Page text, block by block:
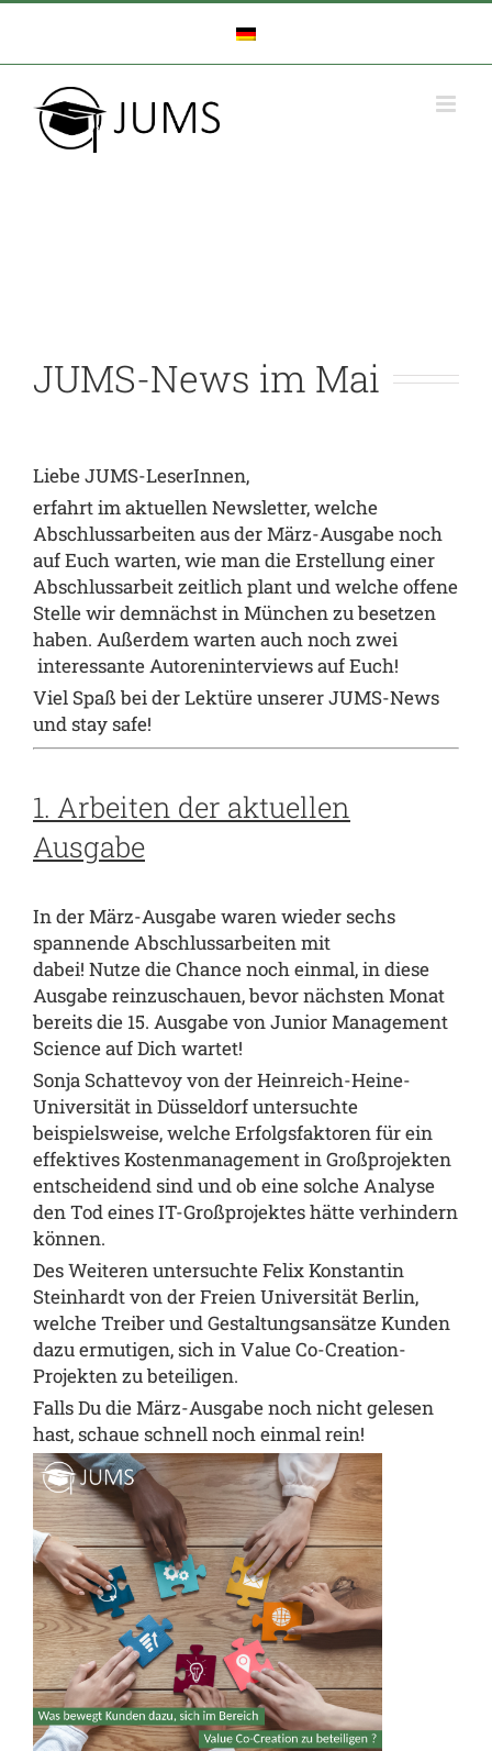
Zum
springen
JUMS-News im Mai
Liebe JUMS-LeserInnen,
erfahrt im aktuellen Newsletter, welche
Abschlussarbeiten aus der März-Ausgabe noch
auf Euch warten, wie man die Erstellung einer
Abschlussarbeit zeitlich plant und welche offene
Stelle wir demnächst in München zu besetzen
haben. Außerdem warten auch noch zwei
interessante Autoreninterviews auf Euch!
Viel Spaß bei der Lektüre unserer JUMS-News
und stay safe!
1. Arbeiten der aktuellen
Ausgabe
In derMärz-Ausgabewaren wieder sechs
spannende Abschlussarbeiten mit
dabei! Nutze die Chance noch einmal, in diese
Ausgabe reinzuschauen, bevor nächsten Monat
bereits die 15. Ausgabe von Junior Management
Science auf Dich wartet!
Sonja Schattevoyvon der Heinreich-Heine-
Universität in Düsseldorf untersuchte
beispielsweise, welche Erfolgsfaktoren für ein
effektives Kostenmanagement in Großprojekten
entscheidend sind und ob eine solche Analyse
den Tod eines IT-Großprojektes hätte verhindern
können.
Des Weiteren untersuchteFelix Konstantin
Steinhardtvon der Freien Universität Berlin,
welche Treiber und Gestaltungsansätze Kunden
dazu ermutigen, sich in Value Co-Creation-
Projekten zu beteiligen.
Falls Du dieMärz-Ausgabenoch nicht gelesen
hast, schaue schnell noch einmal rein!